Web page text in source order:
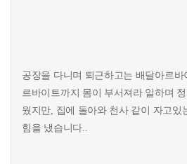
공장을 다니며 퇴근하고는 배달아르
르바이트까지 몸이 부서져라 일하며
웠지만, 집에 돌아와 천사 같이 자고있
힘을 냈습니다..